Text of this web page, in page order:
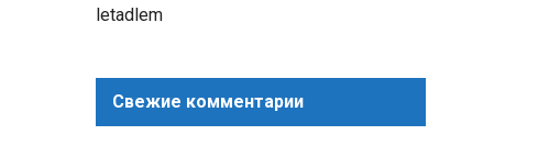
letadlem
Свежие комментарии